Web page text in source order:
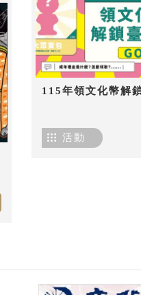
115年領文化幣解
活動